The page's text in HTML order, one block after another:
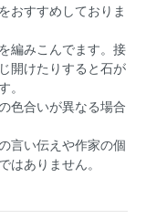
おすすめしておりま
編みこんでます。接
開けたりすると石が
。
色合いが異なる場合
言い伝えや作家の個
はありません。